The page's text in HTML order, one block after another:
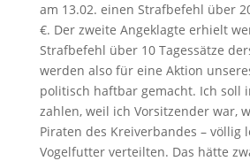
am 13.02. einen Strafbefehl über
€. Der zweite Angeklagte erhielt
Strafbefehl über 10 Tagessätze
werden also für eine Aktion
politisch haftbar gemacht. Ich soll
zahlen, weil ich Vorsitzender war,
Piraten des Kreiverbandes – völlig
Vogelfutter verteilten. Das hätte